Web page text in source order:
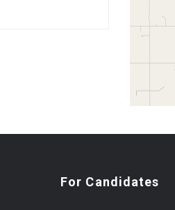
For Candidates